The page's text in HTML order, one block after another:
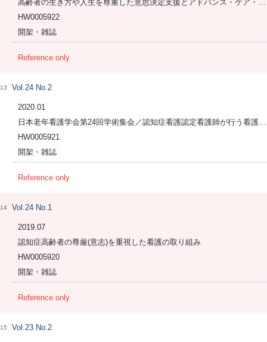
高齢者の生き方や人生を尊重した意思決定支援とアドバンス・ケア・プランニング（ACP）を支える看護師の役割
HW0005922
開架・雑誌
Reference only
13 Vol.24 No.2
2020.01
日本老年看護学会第24回学術集会／認知症看護認定看護師が行う看護実践
HW0005921
開架・雑誌
Reference only
14 Vol.24 No.1
2019.07
認知症高齢者の尊厳(意志)を重視した看護の取り組み
HW0005920
開架・雑誌
Reference only
15 Vol.23 No.2